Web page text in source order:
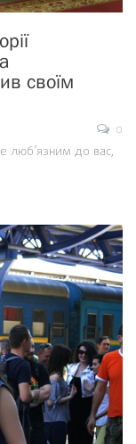
своїм
0
люб’язним до вас,